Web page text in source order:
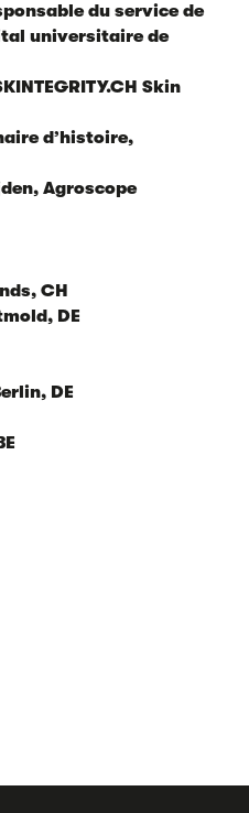
du service de
universitaire de
Skin
d’histoire,
Agroscope
CH
DE
DE